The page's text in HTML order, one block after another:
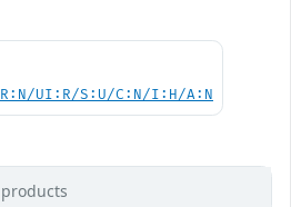
UI:R/S:U/C:N/I:H/A:N